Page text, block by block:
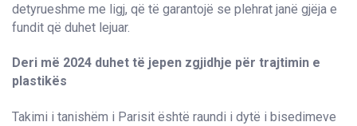
detyrueshme me ligj, që të garantojë se plehrat janë gjëja e
fundit që duhet lejuar.
Deri më 2024 duhet të jepen zgjidhje për trajtimin e
plastikës
Takimi i tanishëm i Parisit është raundi i dytë i bisedimeve